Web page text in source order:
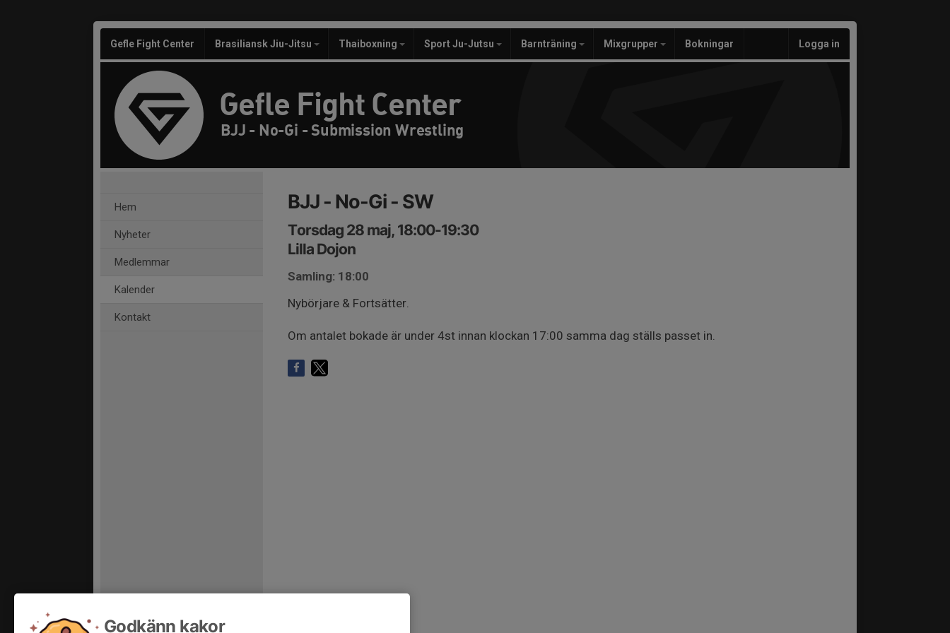
Gefle Fight Center Brasiliansk Jiu-Jitsu Thaiboxning Sport Ju-Jutsu Barnträning Mixgrupper Bokningar Logga in
Gefle Fight Center
BJJ - No-Gi - Submission Wrestling
Hem
Nyheter
Medlemmar
Kalender
Kontakt
BJJ - No-Gi - SW
Torsdag 28 maj, 18:00-19:30
Lilla Dojon
Samling: 18:00
Nybörjare & Fortsätter.
Om antalet bokade är under 4st innan klockan 17:00 samma dag ställs passet in.
Godkänn kakor